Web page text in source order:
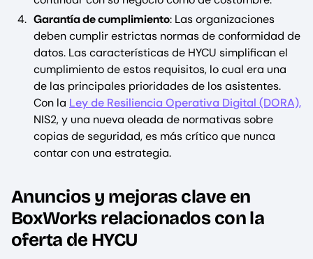
Garantía de cumplimiento: Las organizaciones
deben cumplir estrictas normas de conformidad de
datos. Las características de HYCU simplifican el
cumplimiento de estos requisitos, lo cual era una
de las principales prioridades de los asistentes.
Con la Ley de Resiliencia Operativa Digital (DORA),
NIS2, y una nueva oleada de normativas sobre
copias de seguridad, es más crítico que nunca
contar con una estrategia.
Anuncios y mejoras clave en
BoxWorks relacionados con la
oferta de HYCU